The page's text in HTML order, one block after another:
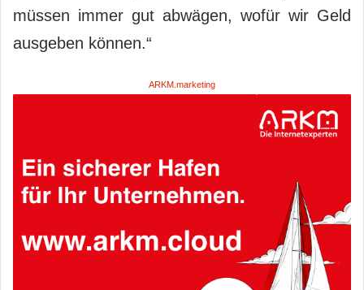
müssen immer gut abwägen, wofür wir Geld
ausgeben können.“
ARKM.marketing